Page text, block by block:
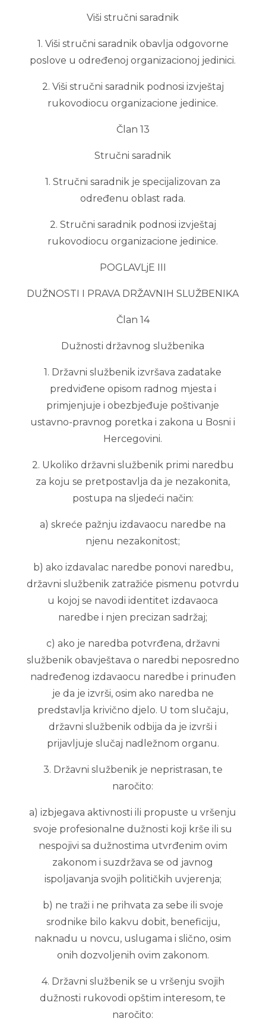
Viši stručni saradnik
1. Viši stručni saradnik obavlja odgovorne
poslove u određenoj organizacionoj jedinici.
2. Viši stručni saradnik podnosi izvještaj
rukovodiocu organizacione jedinice.
Član 13
Stručni saradnik
1. Stručni saradnik je specijalizovan za
određenu oblast rada.
2. Stručni saradnik podnosi izvještaj
rukovodiocu organizacione jedinice.
POGLAVLjE III
DUŽNOSTI I PRAVA DRŽAVNIH SLUŽBENIKA
Član 14
Dužnosti državnog službenika
1. Državni službenik izvršava zadatake
predviđene opisom radnog mjesta i
primjenjuje i obezbjeđuje poštivanje
ustavno-pravnog poretka i zakona u Bosni i
Hercegovini.
2. Ukoliko državni službenik primi naredbu
za koju se pretpostavlja da je nezakonita,
postupa na sljedeći način:
a) skreće pažnju izdavaocu naredbe na
njenu nezakonitost;
b) ako izdavalac naredbe ponovi naredbu,
državni službenik zatražiće pismenu potvrdu
u kojoj se navodi identitet izdavaoca
naredbe i njen precizan sadržaj;
c) ako je naredba potvrđena, državni
službenik obavještava o naredbi neposredno
nadređenog izdavaocu naredbe i prinuđen
je da je izvrši, osim ako naredba ne
predstavlja krivično djelo. U tom slučaju,
državni službenik odbija da je izvrši i
prijavljuje slučaj nadležnom organu.
3. Državni službenik je nepristrasan, te
naročito:
a) izbjegava aktivnosti ili propuste u vršenju
svoje profesionalne dužnosti koji krše ili su
nespojivi sa dužnostima utvrđenim ovim
zakonom i suzdržava se od javnog
ispoljavanja svojih političkih uvjerenja;
b) ne traži i ne prihvata za sebe ili svoje
srodnike bilo kakvu dobit, beneficiju,
naknadu u novcu, uslugama i slično, osim
onih dozvoljenih ovim zakonom.
4. Državni službenik se u vršenju svojih
dužnosti rukovodi opštim interesom, te
naročito: